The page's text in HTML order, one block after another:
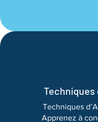
Techniques
Techniques
Apprenez à